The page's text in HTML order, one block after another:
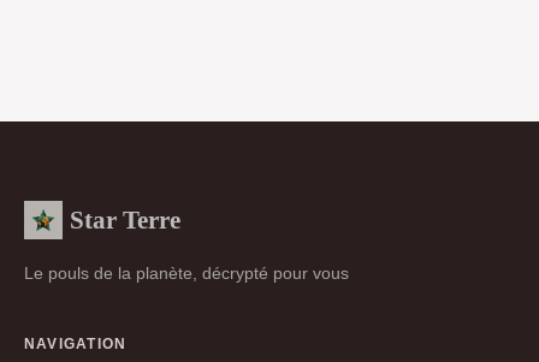
Star Terre
Le pouls de la planète, décrypté pour vous
NAVIGATION